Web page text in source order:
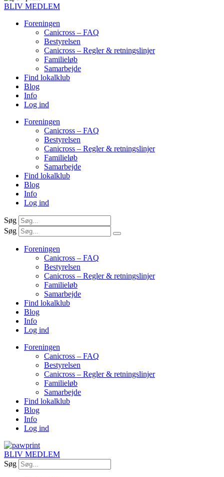
BLIV MEDLEM
Foreningen
Canicross – FAQ
Bestyrelsen
Canicross – Regler & retningslinjer
Familieløb
Samarbejde
Find lokalklub
Blog
Info
Log ind
Foreningen
Canicross – FAQ
Bestyrelsen
Canicross – Regler & retningslinjer
Familieløb
Samarbejde
Find lokalklub
Blog
Info
Log ind
Søg
Søg
Foreningen
Canicross – FAQ
Bestyrelsen
Canicross – Regler & retningslinjer
Familieløb
Samarbejde
Find lokalklub
Blog
Info
Log ind
Foreningen
Canicross – FAQ
Bestyrelsen
Canicross – Regler & retningslinjer
Familieløb
Samarbejde
Find lokalklub
Blog
Info
Log ind
BLIV MEDLEM
Søg